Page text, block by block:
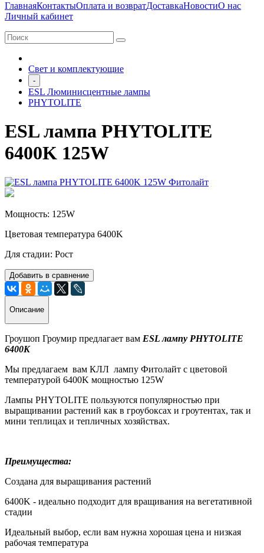
ГлавнаяКонтактыОплата и возвратДоставкаНовостиО нас
Личный кабинет
Свет и комплектующие
-
ESL Люминисцентные лампы
PHYTOLITE
ESL лампа PHYTOLITE
6400K 125W
Мощность: 125W
Цветовая температура 6400K
Для стадии: Рост
Добавить в сравнение
Описание
Гроушоп Гроумир предлагает вам ESL лампу PHYTOLITE
6400K
Мы предлагаем вам КЛЛ лампу Фитолайт с цветовой
температурой 6400K мощностью 125W
Лампы PHYTOLITE пользуются популярностью при
выращивании растений как в гроубоксах и гроутентах, так и
мини теплицах и тепличных хозяйствах.
Преимущества:
Создана для выращивания растений
6400K - идеально подходит для вращивания на вегетативной
стадии
Идеальный выбор, если вам нужна хорошая цена и низкая
рабочая температура